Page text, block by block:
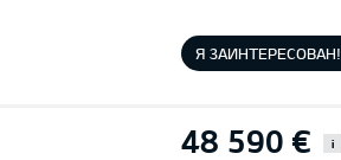
Я ЗАИНТЕРЕСОВАН!
48 590 € i